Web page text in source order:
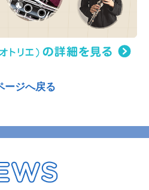
ージへ戻る